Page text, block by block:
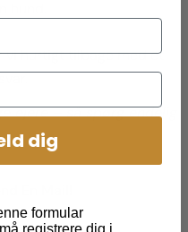
hurtigt tilbage med et
ejere – så spørg endelig
En Mail!
dig
formular
registrere dig i